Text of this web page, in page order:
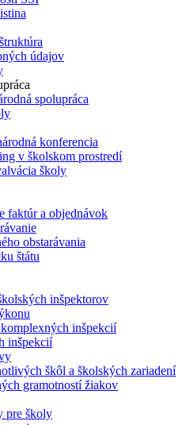
údajov
spolupráca
konferencia
v školskom prostredí
školy
faktúr a objednávok
obstarávania
štátu
inšpektorov
inšpekcií
inšpekcií
škôl a školských zariadení
gramotností žiakov
pre školy